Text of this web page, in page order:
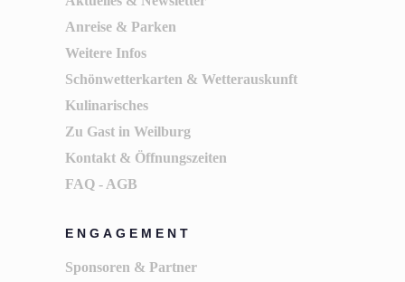
Anreise & Parken
Weitere Infos
Schönwetterkarten & Wetterauskunft
Kulinarisches
Zu Gast in Weilburg
Kontakt & Öffnungszeiten
FAQ - AGB
ENGAGEMENT
Sponsoren & Partner